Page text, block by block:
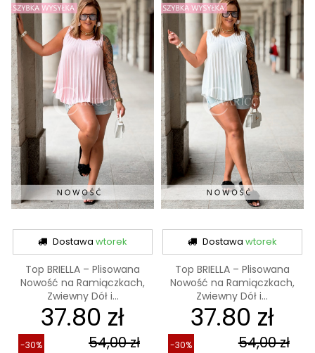
Dostawawtorek
Top BRIELLA – Plisowana
Nowość na Ramiączkach,
Zwiewny Dół i...
37.80 zł
54,00 zł
-30%
Dostawa wtorek
Top BRIELLA – Plisowana
Nowość na Ramiączkach,
Zwiewny Dół i...
37.80 zł
54,00 zł
-30%